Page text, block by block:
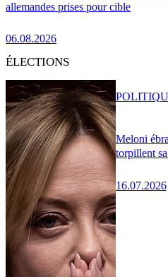
allemandes prises pour cible
06.08.2026
ÉLECTIONS
Meloni
torpillent
16.07.2026